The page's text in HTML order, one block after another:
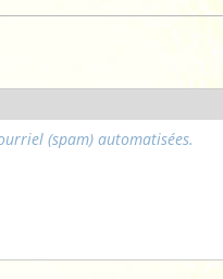
(spam) automatisées.